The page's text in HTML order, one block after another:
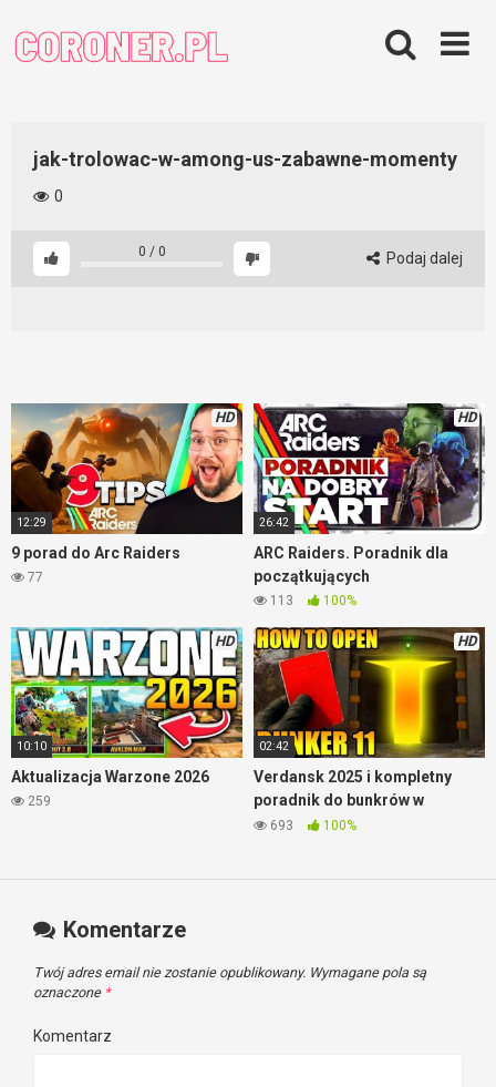
content
jak-trolowac-w-among-us-zabawne-momenty
0
0 / 0 Podaj dalej
HD
12:29
9 porad do Arc Raiders
77
HD
26:42
ARC Raiders. Poradnik dla
początkujących
113 100%
HD
10:10
Aktualizacja Warzone 2026
259
HD
02:42
Verdansk 2025 i kompletny
poradnik do bunkrów w
Warzone
693 100%
Komentarze
Twój adres email nie zostanie opublikowany. Wymagane pola są
oznaczone *
Komentarz